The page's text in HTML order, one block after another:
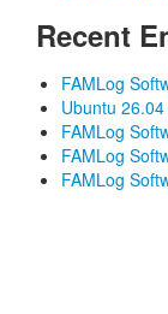
Recent
FAMLog
Ubuntu
FAMLog
FAMLog
FAMLog